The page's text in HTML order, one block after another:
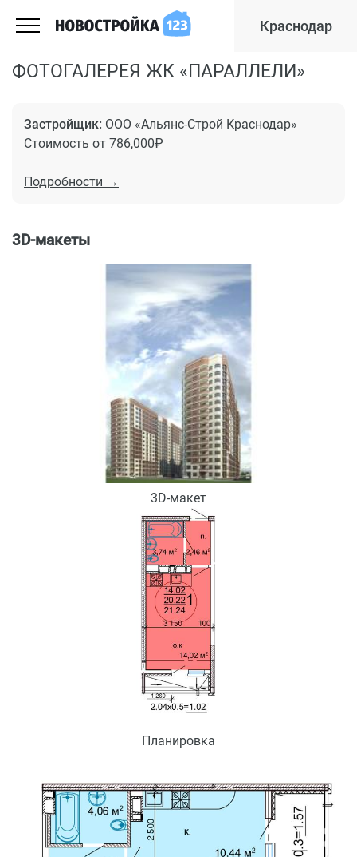
Краснодар
ФОТОГАЛЕРЕЯ ЖК «ПАРАЛЛЕЛИ»
Застройщик: ООО «Альянс-Строй Краснодар»
Стоимость от 786,000₽
Подробности →
3D-макеты
3D-макет
Планировка